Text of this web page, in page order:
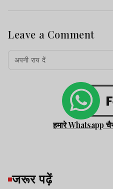
Leave a Comment
हमारे Whatsapp
जरूर पढ़ें